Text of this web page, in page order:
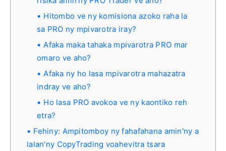
Hitombo ve ny komisiona azoko raha la
sa PRO ny mpivarotra iray?
Afaka maka tahaka mpivarotra PRO mar
omaro ve aho?
Afaka ny ho lasa mpivarotra mahazatra
indray ve aho?
Ho lasa PRO avokoa ve ny kaontiko reh
etra?
Fehiny: Ampitomboy ny fahafahana amin'ny a
lalan'ny CopyTrading voahevitra tsara